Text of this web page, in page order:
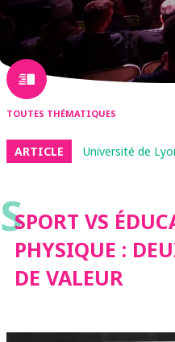
TOUTES THÉMATIQUES
ARTICLE Université de
SSPORT VS
PHYSIQUE :
DE VALEUR